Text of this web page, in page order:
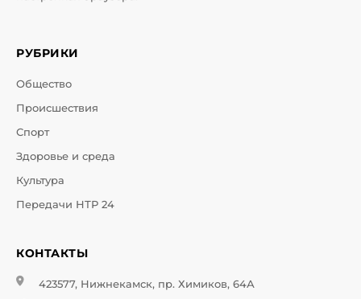
РУБРИКИ
Общество
Происшествия
Спорт
Здоровье и среда
Культура
Передачи НТР 24
КОНТАКТЫ
423577, Нижнекамск, пр. Химиков, 64А